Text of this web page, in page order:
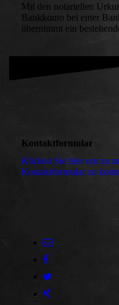
Mit den notariellen
Bankkonto bei einer
übernimmt ein
Kontaktformular
Klicken Sie hier um zu
Kon­takt­for­mu­lar zu